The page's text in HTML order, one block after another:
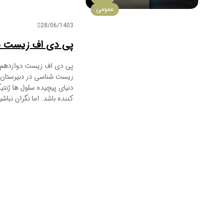
عمومی
28/06/1403
پی دی اف زیست
پی دی اف زیست
زیست شناسی در
دنیای پیچیده سلول ها
کننده باشد. اما نگران